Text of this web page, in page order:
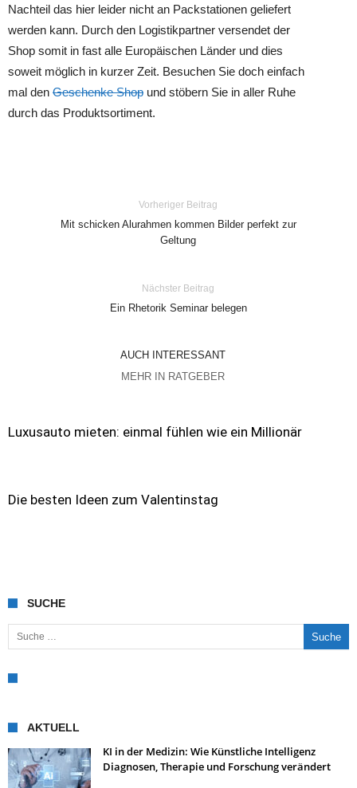
Nachteil das hier leider nicht an Packstationen geliefert
werden kann. Durch den Logistikpartner versendet der
Shop somit in fast alle Europäischen Länder und dies
soweit möglich in kurzer Zeit. Besuchen Sie doch einfach
mal den Geschenke Shop und stöbern Sie in aller Ruhe
durch das Produktsortiment.
Vorheriger Beitrag
Mit schicken Alurahmen kommen Bilder perfekt zur
Geltung
Nächster Beitrag
Ein Rhetorik Seminar belegen
AUCH INTERESSANT
MEHR IN RATGEBER
Luxusauto mieten: einmal fühlen wie ein Millionär
Die besten Ideen zum Valentinstag
SUCHE
Suche nach:
AKTUELL
KI in der Medizin: Wie Künstliche Intelligenz
Diagnosen, Therapie und Forschung verändert